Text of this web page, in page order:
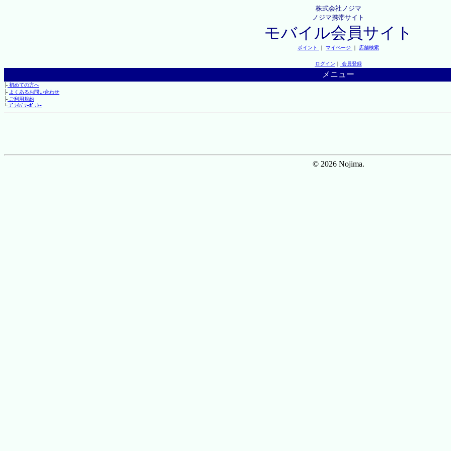
株式会社ノジマ
ノジマ携帯サイト
モバイル会員サイト
ポイント ｜ マイページ ｜ 店舗検索
ログイン ｜ 会員登録
メニュー
├初めての方へ
├ よくあるお問い合わせ
├ご利用規約
└ﾌﾟﾗｲﾊﾞｼｰﾎﾟﾘｼｰ
© 2026 Nojima.